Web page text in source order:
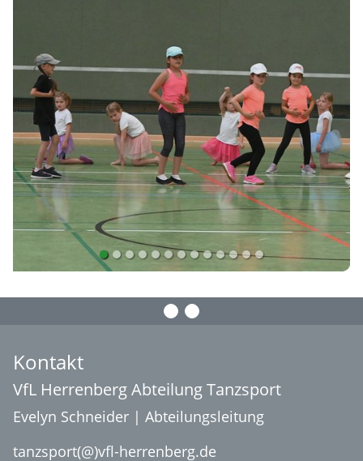
Kontakt
VfL Herrenberg Abteilung Tanzsport
Evelyn Schneider | Abteilungsleitung
tanzsport(@)vfl-herrenberg.de